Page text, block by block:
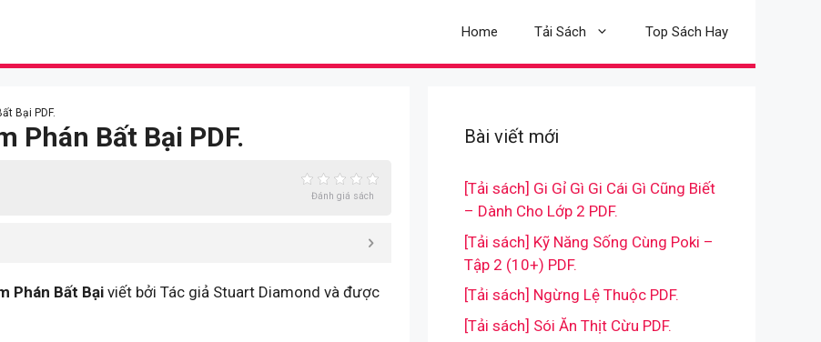
Home Tải Sách Top Sách Hay
Bại PDF.
Phán Bất Bại PDF.
Đánh giá sách
Phán Bất Bại viết bởi Tác giả Stuart Diamond và được
Bài viết mới
[Tải sách] Gi Gỉ Gì Gi Cái Gì Cũng Biết
– Dành Cho Lớp 2 PDF.
[Tải sách] Kỹ Năng Sống Cùng Poki –
Tập 2 (10+) PDF.
[Tải sách] Ngừng Lệ Thuộc PDF.
[Tải sách] Sói Ăn Thịt Cừu PDF.